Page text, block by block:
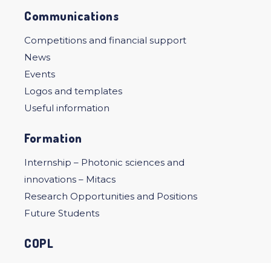
Communications
Competitions and financial support
News
Events
Logos and templates
Useful information
Formation
Internship – Photonic sciences and
innovations – Mitacs
Research Opportunities and Positions
Future Students
COPL